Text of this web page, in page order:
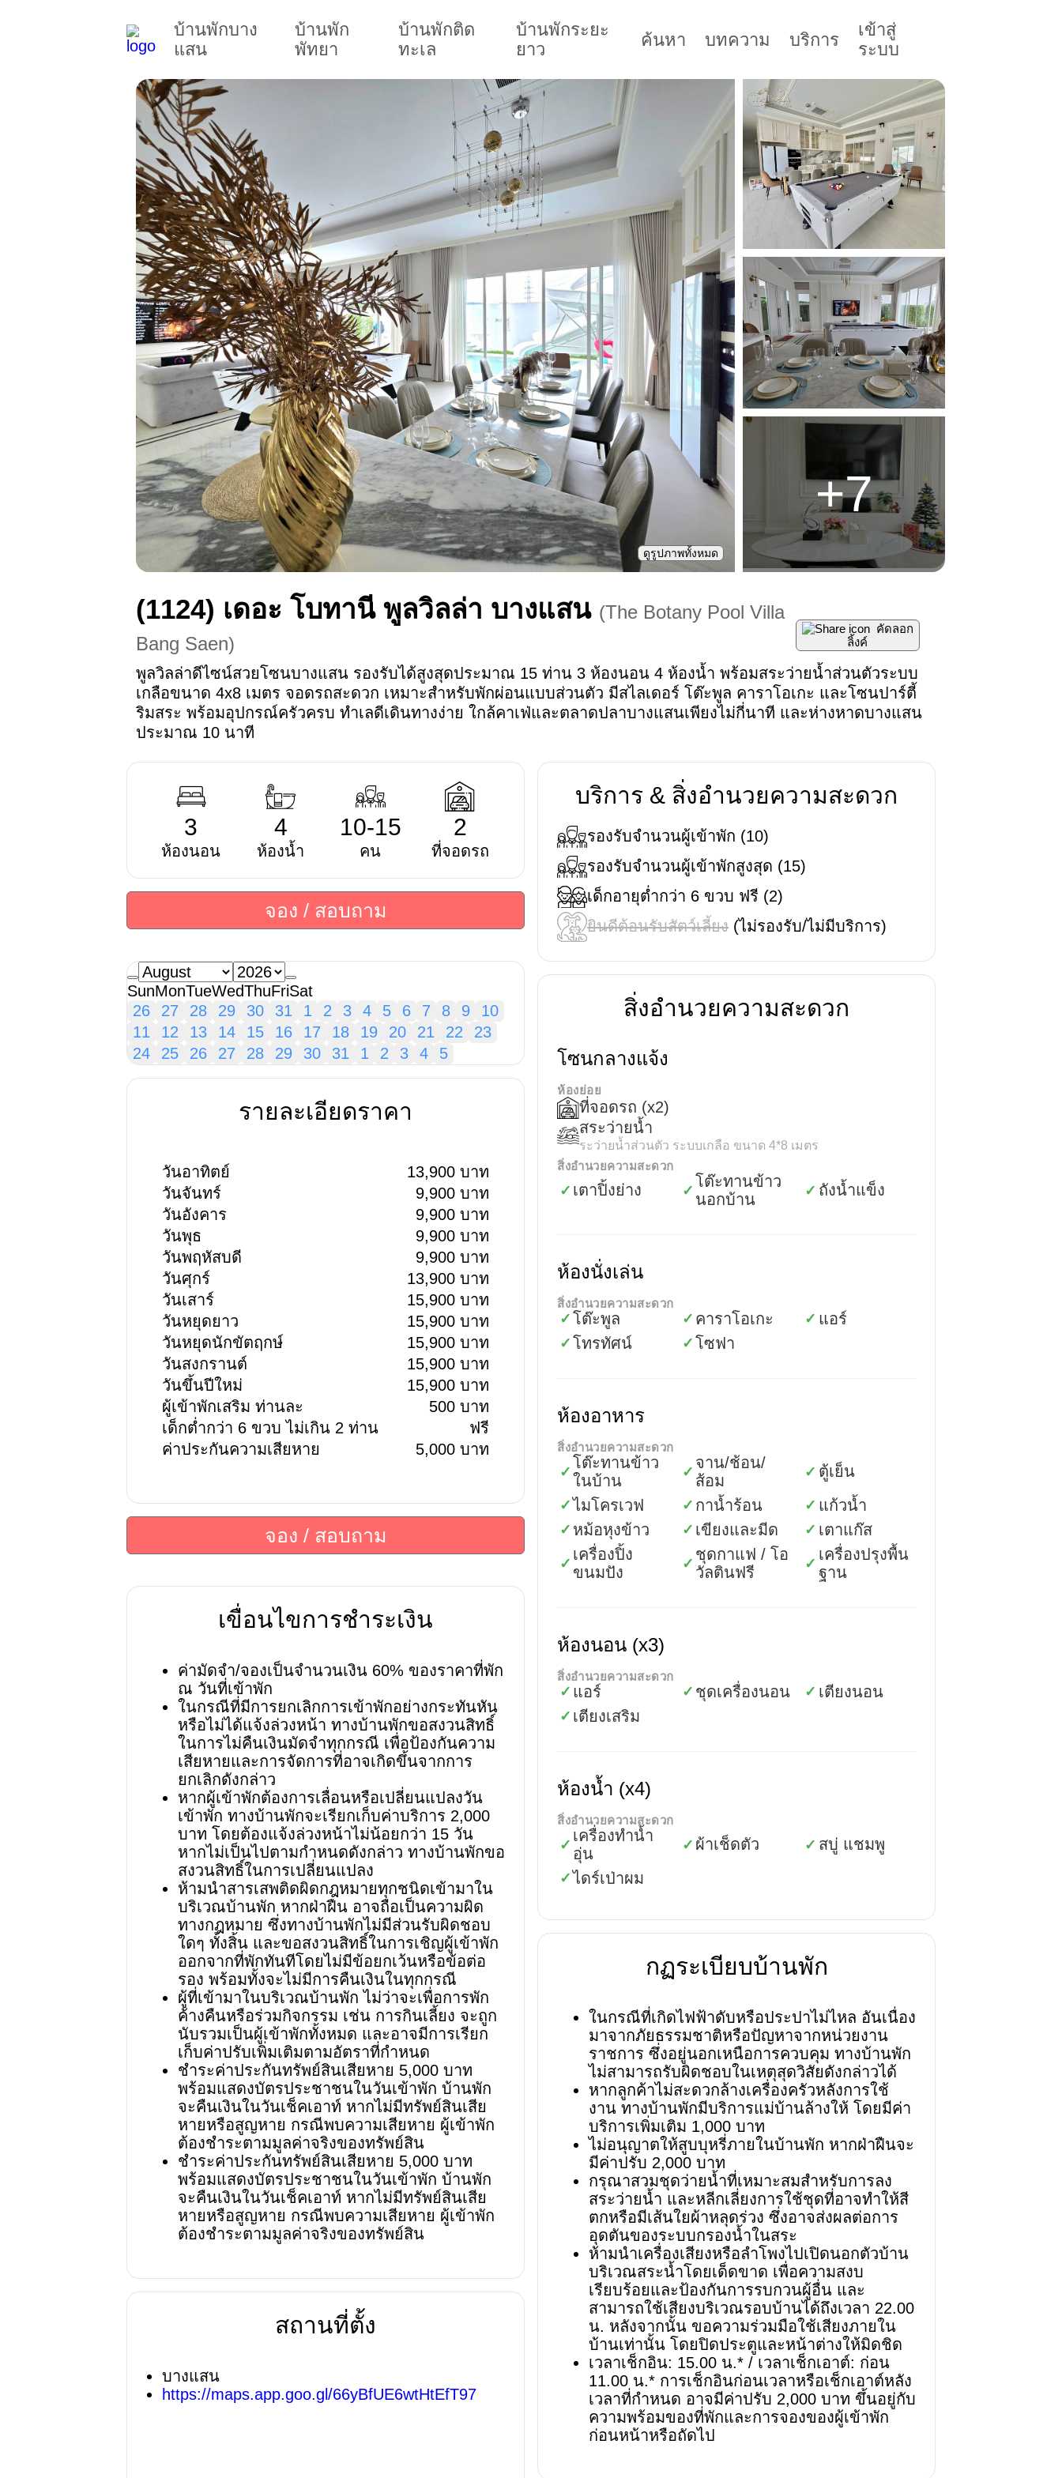
บ้านพักบาง
แสน
บ้านพัก
พัทยา
บ้านพักติด
ทะเล
บ้านพักระยะ
ยาว
ค้นหา บทความ บริการ
เข้าสู่
ระบบ
ดูรูปภาพทั้งหมด
+7
(1124) เดอะ โบทานี พูลวิลล่า บางแสน (The Botany Pool Villa
Bang Saen)
คัดลอก
ลิ้งค์
พูลวิลล่าดีไซน์สวยโซนบางแสน รองรับได้สูงสุดประมาณ 15 ท่าน 3 ห้องนอน 4 ห้องน้ำ พร้อมสระว่ายน้ำส่วนตัวระบบ
เกลือขนาด 4x8 เมตร จอดรถสะดวก เหมาะสำหรับพักผ่อนแบบส่วนตัว มีสไลเดอร์ โต๊ะพูล คาราโอเกะ และโซนปาร์ตี้
ริมสระ พร้อมอุปกรณ์ครัวครบ ทำเลดีเดินทางง่าย ใกล้คาเฟ่และตลาดปลาบางแสนเพียงไม่กี่นาที และห่างหาดบางแสน
ประมาณ 10 นาที
3
ห้องนอน
4
ห้องน้ำ
10-15
คน
2
ที่จอดรถ
จอง / สอบถาม
SunMonTueWedThuFriSat
26
27 28 29 30 31 1 2 3 4 5 6 7 8 9
10
11
12 13 14 15 16 17 18 19 20 21 22
23
24
25 26 27 28 29 30 31 1 2 3 4 5
รายละเอียดราคา
วันอาทิตย์
13,900 บาท
วันจันทร์
9,900 บาท
วันอังคาร
9,900 บาท
วันพุธ
9,900 บาท
วันพฤหัสบดี
9,900 บาท
วันศุกร์
13,900 บาท
วันเสาร์
15,900 บาท
วันหยุดยาว
15,900 บาท
วันหยุดนักขัตฤกษ์
15,900 บาท
วันสงกรานต์
15,900 บาท
วันขึ้นปีใหม่
15,900 บาท
ผู้เข้าพักเสริม ท่านละ
500 บาท
เด็กต่ำกว่า 6 ขวบ ไม่เกิน 2 ท่าน
ฟรี
ค่าประกันความเสียหาย
5,000 บาท
จอง / สอบถาม
เขื่อนไขการชำระเงิน
ค่ามัดจำ/จองเป็นจำนวนเงิน 60% ของราคาที่พัก
ณ วันที่เข้าพัก
ในกรณีที่มีการยกเลิกการเข้าพักอย่างกระทันหัน
หรือไม่ได้แจ้งล่วงหน้า ทางบ้านพักขอสงวนสิทธิ์
ในการไม่คืนเงินมัดจำทุกกรณี เพื่อป้องกันความ
เสียหายและการจัดการที่อาจเกิดขึ้นจากการ
ยกเลิกดังกล่าว
หากผู้เข้าพักต้องการเลื่อนหรือเปลี่ยนแปลงวัน
เข้าพัก ทางบ้านพักจะเรียกเก็บค่าบริการ 2,000
บาท โดยต้องแจ้งล่วงหน้าไม่น้อยกว่า 15 วัน
หากไม่เป็นไปตามกำหนดดังกล่าว ทางบ้านพักขอ
สงวนสิทธิ์ในการเปลี่ยนแปลง
ห้ามนำสารเสพติดผิดกฎหมายทุกชนิดเข้ามาใน
บริเวณบ้านพัก หากฝ่าฝืน อาจถือเป็นความผิด
ทางกฎหมาย ซึ่งทางบ้านพักไม่มีส่วนรับผิดชอบ
ใดๆ ทั้งสิ้น และขอสงวนสิทธิ์ในการเชิญผู้เข้าพัก
ออกจากที่พักทันทีโดยไม่มีข้อยกเว้นหรือข้อต่อ
รอง พร้อมทั้งจะไม่มีการคืนเงินในทุกกรณี
ผู้ที่เข้ามาในบริเวณบ้านพัก ไม่ว่าจะเพื่อการพัก
ค้างคืนหรือร่วมกิจกรรม เช่น การกินเลี้ยง จะถูก
นับรวมเป็นผู้เข้าพักทั้งหมด และอาจมีการเรียก
เก็บค่าปรับเพิ่มเติมตามอัตราที่กำหนด
ชำระค่าประกันทรัพย์สินเสียหาย 5,000 บาท
พร้อมแสดงบัตรประชาชนในวันเข้าพัก บ้านพัก
จะคืนเงินในวันเช็คเอาท์ หากไม่มีทรัพย์สินเสีย
หายหรือสูญหาย กรณีพบความเสียหาย ผู้เข้าพัก
ต้องชำระตามมูลค่าจริงของทรัพย์สิน
ชำระค่าประกันทรัพย์สินเสียหาย 5,000 บาท
พร้อมแสดงบัตรประชาชนในวันเข้าพัก บ้านพัก
จะคืนเงินในวันเช็คเอาท์ หากไม่มีทรัพย์สินเสีย
หายหรือสูญหาย กรณีพบความเสียหาย ผู้เข้าพัก
ต้องชำระตามมูลค่าจริงของทรัพย์สิน
สถานที่ตั้ง
บางแสน
https://maps.app.goo.gl/66yBfUE6wtHtEfT97
บริการ & สิ่งอำนวยความสะดวก
รองรับจำนวนผู้เข้าพัก (10)
รองรับจำนวนผู้เข้าพักสูงสุด (15)
เด็กอายุต่ำกว่า 6 ขวบ ฟรี (2)
ยินดีต้อนรับสัตว์เลี้ยง (ไม่รองรับ/ไม่มีบริการ)
สิ่งอำนวยความสะดวก
โซนกลางแจ้ง
ห้องย่อย
ที่จอดรถ (x2)
สระว่ายน้ำ
ระว่ายน้ำส่วนตัว ระบบเกลือ ขนาด 4*8 เมตร
สิ่งอำนวยความสะดวก
✓ เตาปิ้งย่าง ✓
โต๊ะทานข้าว
นอกบ้าน
✓ ถังน้ำแข็ง
ห้องนั่งเล่น
สิ่งอำนวยความสะดวก
✓ โต๊ะพูล ✓ คาราโอเกะ ✓ แอร์
✓ โทรทัศน์ ✓ โซฟา
ห้องอาหาร
สิ่งอำนวยความสะดวก
✓
โต๊ะทานข้าว
ในบ้าน
✓
จาน/ช้อน/
ส้อม
✓ ตู้เย็น
✓ ไมโครเวฟ ✓ กาน้ำร้อน ✓ แก้วน้ำ
✓ หม้อหุงข้าว ✓ เขียงและมีด ✓ เตาแก๊ส
✓
เครื่องปิ้ง
ขนมปัง
✓
ชุดกาแฟ / โอ
วัลตินฟรี
✓
เครื่องปรุงพื้น
ฐาน
ห้องนอน (x3)
สิ่งอำนวยความสะดวก
✓ แอร์ ✓ ชุดเครื่องนอน ✓ เตียงนอน
✓ เตียงเสริม
ห้องน้ำ (x4)
สิ่งอำนวยความสะดวก
✓
เครื่องทำน้ำ
อุ่น
✓ ผ้าเช็ดตัว ✓ สบู่ แชมพู
✓ ไดร์เป่าผม
กฏระเบียบบ้านพัก
ในกรณีที่เกิดไฟฟ้าดับหรือประปาไม่ไหล อันเนื่อง
มาจากภัยธรรมชาติหรือปัญหาจากหน่วยงาน
ราชการ ซึ่งอยู่นอกเหนือการควบคุม ทางบ้านพัก
ไม่สามารถรับผิดชอบในเหตุสุดวิสัยดังกล่าวได้
หากลูกค้าไม่สะดวกล้างเครื่องครัวหลังการใช้
งาน ทางบ้านพักมีบริการแม่บ้านล้างให้ โดยมีค่า
บริการเพิ่มเติม 1,000 บาท
ไม่อนุญาตให้สูบบุหรี่ภายในบ้านพัก หากฝ่าฝืนจะ
มีค่าปรับ 2,000 บาท
กรุณาสวมชุดว่ายน้ำที่เหมาะสมสำหรับการลง
สระว่ายน้ำ และหลีกเลี่ยงการใช้ชุดที่อาจทำให้สี
ตกหรือมีเส้นใยผ้าหลุดร่วง ซึ่งอาจส่งผลต่อการ
อุดตันของระบบกรองน้ำในสระ
ห้ามนำเครื่องเสียงหรือลำโพงไปเปิดนอกตัวบ้าน
บริเวณสระน้ำโดยเด็ดขาด เพื่อความสงบ
เรียบร้อยและป้องกันการรบกวนผู้อื่น และ
สามารถใช้เสียงบริเวณรอบบ้านได้ถึงเวลา 22.00
น. หลังจากนั้น ขอความร่วมมือใช้เสียงภายใน
บ้านเท่านั้น โดยปิดประตูและหน้าต่างให้มิดชิด
เวลาเช็กอิน: 15.00 น.* / เวลาเช็กเอาต์: ก่อน
11.00 น.* การเช็กอินก่อนเวลาหรือเช็กเอาต์หลัง
เวลาที่กำหนด อาจมีค่าปรับ 2,000 บาท ขึ้นอยู่กับ
ความพร้อมของที่พักและการจองของผู้เข้าพัก
ก่อนหน้าหรือถัดไป